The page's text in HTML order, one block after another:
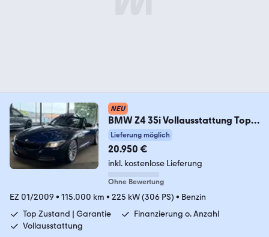
NEU
BMW Z4 35i Vollausstattung Top
Zustand Garantie
Lieferung möglich
20.950 €
inkl. kostenlose Lieferung
Ohne Bewertung
EZ 01/2009 • 115.000 km • 225 kW (306 PS) • Benzin
Top Zustand | Garantie
Finanzierung o. Anzahl
Vollausstattung